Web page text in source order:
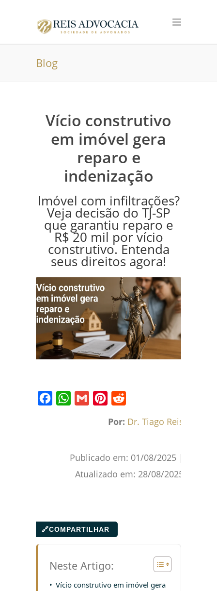
Blog
Vício construtivo
em imóvel gera
reparo e
indenização
Imóvel com infiltrações?
Veja decisão do TJ-SP
que garantiu reparo e
R$ 20 mil por vício
construtivo. Entenda
seus direitos agora!
Por: Dr. Tiago Reis
Publicado em: 01/08/2025 |
Atualizado em: 28/08/2025
🔗COMPARTILHAR
Neste Artigo:
Vício construtivo em imóvel gera